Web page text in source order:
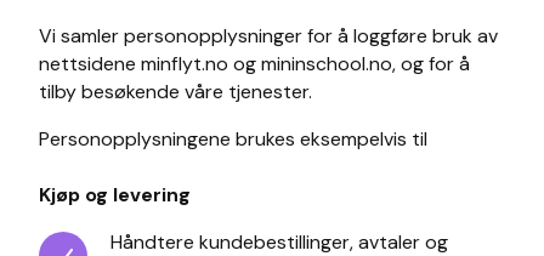
Vi samler personopplysninger for å loggføre bruk av
nettsidene minflyt.no og mininschool.no, og for å
tilby besøkende våre tjenester.
Personopplysningene brukes eksempelvis til
Kjøp og levering
Håndtere kundebestillinger, avtaler og